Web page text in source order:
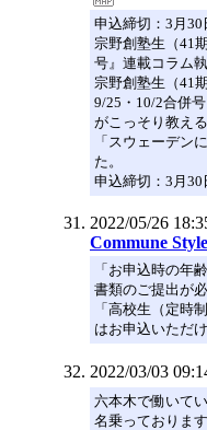
申込締切：3月30
宗野創塾生（41
号』連載コラム
宗野創塾生（41
9/25・10/2合併
がこっそり教え
「スウェーデン
た。
申込締切：3月30
2022/05/26
Commune Style
「お申込時の年
書類のご提出が
「高校生（定時
はお申込いただ
2022/03/03
六本木で働いて
名乗っておりま